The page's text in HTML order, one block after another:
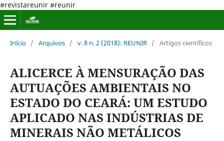
#revistareunir #reunir
Início / Arquivos / v. 8 n. 2 (2018): REUNIR / Artigos científicos
ALICERCE À MENSURAÇÃO DAS
AUTUAÇÕES AMBIENTAIS NO
ESTADO DO CEARÁ: UM ESTUDO
APLICADO NAS INDÚSTRIAS DE
MINERAIS NÃO METÁLICOS